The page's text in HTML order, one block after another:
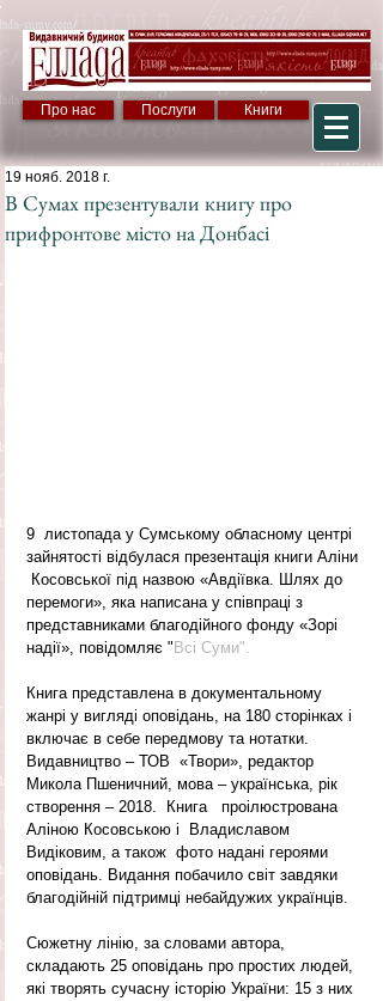
Про нас Послуги Книги
В Сумах презентували книгу про
прифронтове місто на Донбасі
19 нояб. 2018 г.
9  листопада у Сумському обласному центрі
зайнятості відбулася презентація книги Аліни
Косовської під назвою «Авдіївка. Шлях до
перемоги», яка написана у співпраці з
представниками благодійного фонду «Зорі
надії», повідомляє " Всі Суми".
Книга представлена в документальному
жанрі у вигляді оповідань, на 180 сторінках і
включає в себе передмову та нотатки.
Видавництво – ТОВ  «Твори», редактор
Микола Пшеничний, мова – українська, рік
створення – 2018.  Книга   проілюстрована
Аліною Косовською і  Владиславом
Видіковим, а також  фото надані героями
оповідань. Видання побачило світ завдяки
благодійній підтримці небайдужих українців.
Сюжетну лінію, за словами автора,
складають 25 оповідань про простих людей,
які творять сучасну історію України: 15 з них